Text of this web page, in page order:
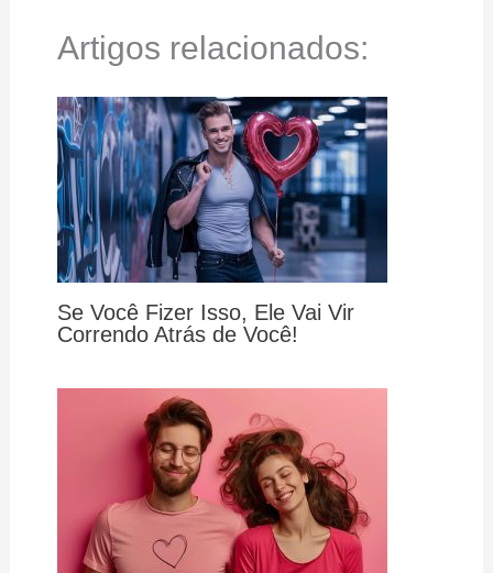
Artigos relacionados:
Se Você Fizer Isso, Ele Vai Vir
Correndo Atrás de Você!